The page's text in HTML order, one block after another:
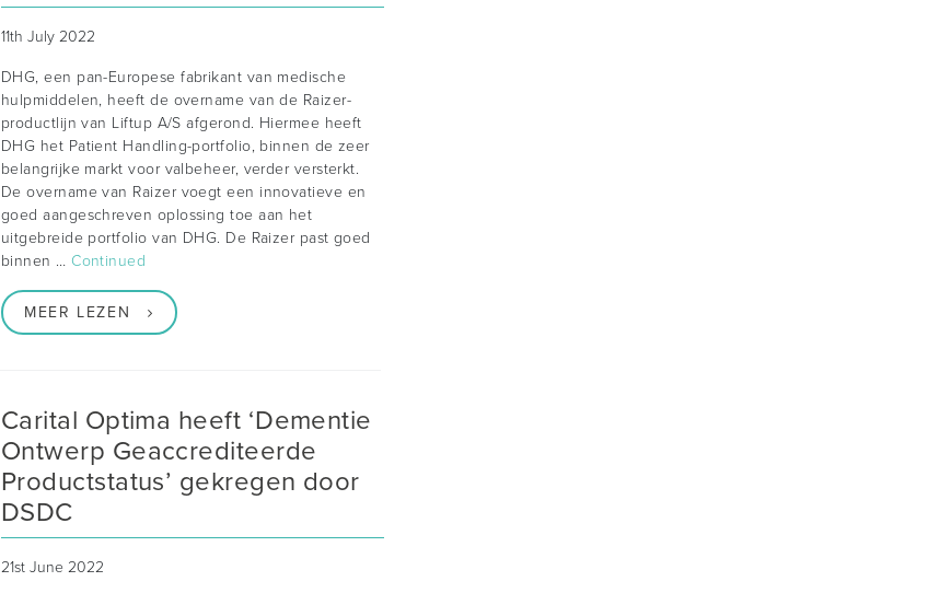
11th July 2022
DHG, een pan-Europese fabrikant van medische
hulpmiddelen, heeft de overname van de Raizer-
productlijn van Liftup A/S afgerond. Hiermee heeft
DHG het Patient Handling-portfolio, binnen de zeer
belangrijke markt voor valbeheer, verder versterkt.
De overname van Raizer voegt een innovatieve en
goed aangeschreven oplossing toe aan het
uitgebreide portfolio van DHG. De Raizer past goed
binnen …Continued
MEER LEZEN
Carital Optima heeft ‘Dementie
Ontwerp Geaccrediteerde
Productstatus’ gekregen door
DSDC
21st June 2022